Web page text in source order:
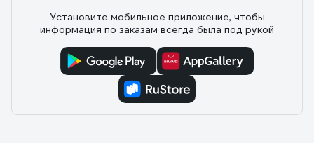
Установите мобильное приложение, чтобы
информация по заказам всегда была под рукой